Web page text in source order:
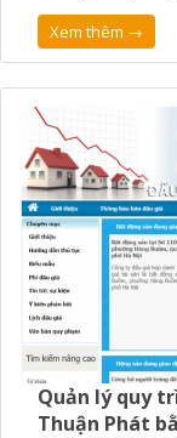
Xem thêm →
Quản lý quy
Thuận Phát